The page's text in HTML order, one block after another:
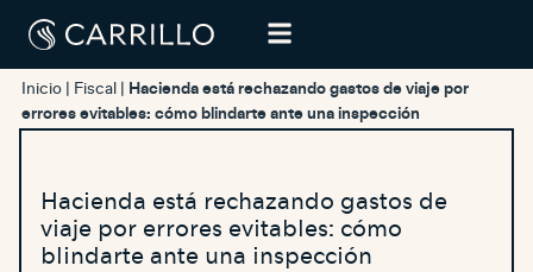
Inicio Fiscal
Hacienda está rechazando gastos de viaje por
errores evitables: cómo blindarte ante una inspección
Hacienda está rechazando gastos de
viaje por errores evitables: cómo
blindarte ante una inspección